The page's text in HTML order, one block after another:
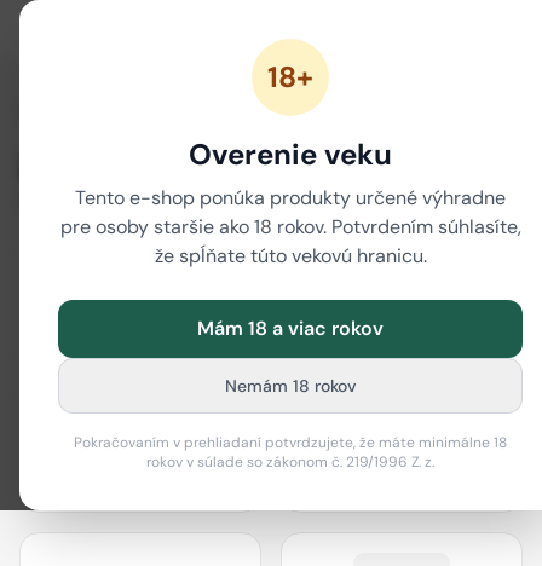
18+
Overenie veku
Tento e-shop ponúka produkty určené výhradne
pre osoby staršie ako 18 rokov. Potvrdením súhlasíte,
že spĺňate túto vekovú hranicu.
Mám 18 a viac rokov
Nemám 18 rokov
Pokračovaním v prehliadaní potvrdzujete, že máte minimálne 18
rokov v súlade so zákonom č. 219/1996 Z. z.
80 značiek
Best Buds